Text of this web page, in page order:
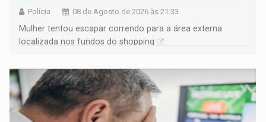
Polícia 08 de Agosto de 2026 às 21:33
Mulher tentou escapar correndo para a área externa
localizada nos fundos do shopping